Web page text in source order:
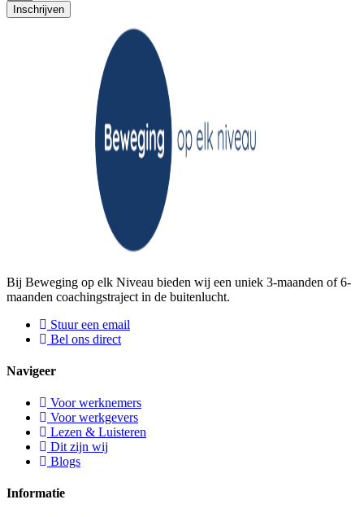
Inschrijven
Bij Beweging op elk Niveau bieden wij een uniek 3-maanden of 6-
maanden coachingstraject in de buitenlucht.
Stuur een email
Bel ons direct
Navigeer
Voor werknemers
Voor werkgevers
Lezen & Luisteren
Dit zijn wij
Blogs
Informatie